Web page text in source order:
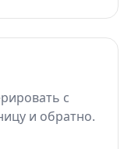
с
и обратно.